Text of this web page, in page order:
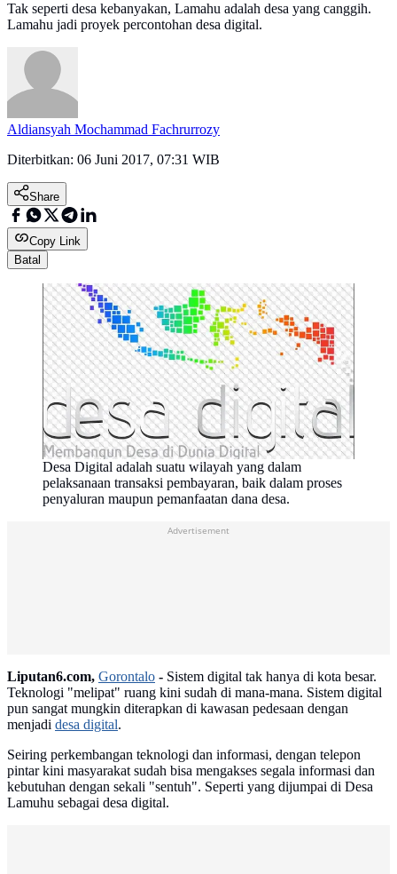
Tak seperti desa kebanyakan, Lamahu adalah desa yang canggih.
Lamahu jadi proyek percontohan desa digital.
Aldiansyah Mochammad Fachrurrozy
Diterbitkan: 06 Juni 2017, 07:31 WIB
Share
Copy Link
Batal
Desa Digital adalah suatu wilayah yang dalam
pelaksanaan transaksi pembayaran, baik dalam proses
penyaluran maupun pemanfaatan dana desa.
Advertisement
Liputan6.com, Gorontalo - Sistem digital tak hanya di kota besar.
Teknologi "melipat" ruang kini sudah di mana-mana. Sistem digital
pun sangat mungkin diterapkan di kawasan pedesaan dengan
menjadi desa digital.
Seiring perkembangan teknologi dan informasi, dengan telepon
pintar kini masyarakat sudah bisa mengakses segala informasi dan
kebutuhan dengan sekali "sentuh". Seperti yang dijumpai di Desa
Lamuhu sebagai desa digital.